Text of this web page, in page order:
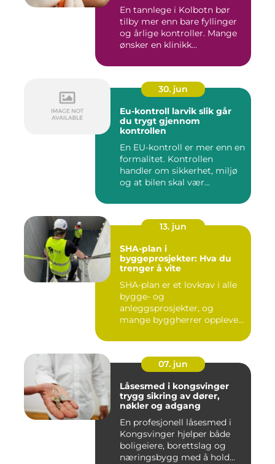
En tannlege i Kolbotn bør
tilby mer enn bare fyllinger
og årlige kontroller. Mange
ønsker en klinikk...
30. jun
Eu-kontroll larvik slik går
du trygt gjennom
kontrollen
En EU-kontroll er mer enn en
formalitet. Kontrollen
handler om sikkerhet, miljø
og at bilen skal vær...
13. jun
SHA-plan i
byggeprosjekter: Hva du
trenger å vite
SHA-plan er et lovkrav i alle
bygge- og
anleggsprosjekter, og
mange byggherrer opplever
07. jun
Låsesmed i kongsvinger
trygg sikring av dører,
nøkler og adgang
En profesjonell låsesmed i
Kongsvinger hjelper både
boligeiere, borettslag og
næringsbygg med å hold...